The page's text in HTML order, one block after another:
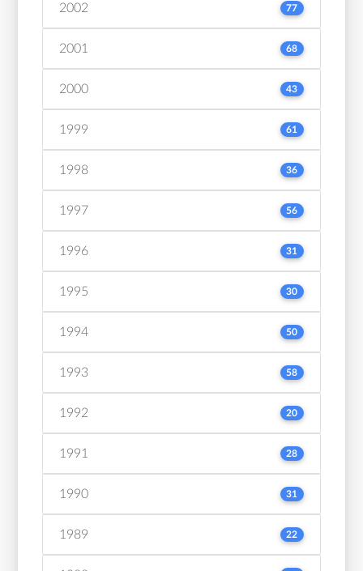
2002 77
2001 68
2000 43
1999 61
1998 36
1997 56
1996 31
1995 30
1994 50
1993 58
1992 20
1991 28
1990 31
1989 22